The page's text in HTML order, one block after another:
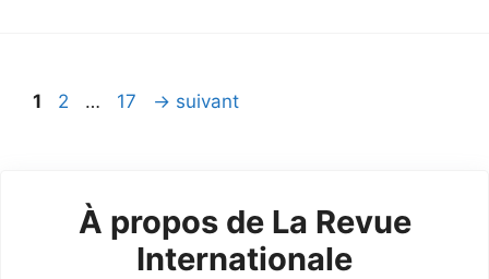
Page
1 Page
2 … Page
17 → suivant
À propos de La Revue
Internationale